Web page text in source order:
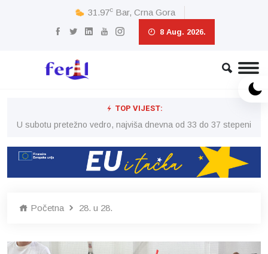
31.97c Bar, Crna Gora
8 Aug. 2026.
TOP VIJEST:
U subotu pretežno vedro, najviša dnevna od 33 do 37 stepeni
Početna 28. u 28.